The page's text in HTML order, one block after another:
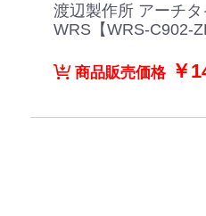
渡辺製作所 アーチ
WRS【WRS-C902-
商品販売価格￥